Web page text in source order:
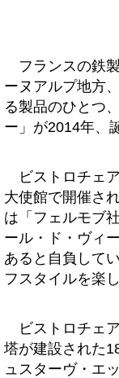
フランスの鉄
ーヌアルプ地方
る製品のひとつ
ー」が2014年、
ビストロチェ
大使館で開催さ
は「フェルモブ
ール・ド・ヴィ
あると自負して
フスタイルを楽
ビストロチェ
塔が建設された
ュスターヴ・エ